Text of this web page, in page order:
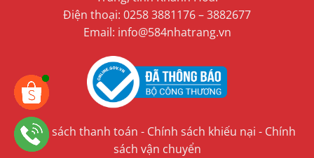
Điện thoại: 0258 3881176 – 3882677
Email: info@584nhatrang.vn
Chính sách thanh toán - Chính sách khiếu nại - Chính
sách vận chuyển